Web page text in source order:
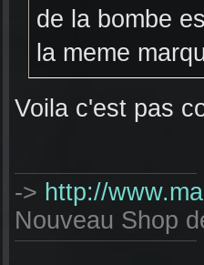
de la bombe
la meme
Voila c'est pas
-> http://
Nouveau Shop